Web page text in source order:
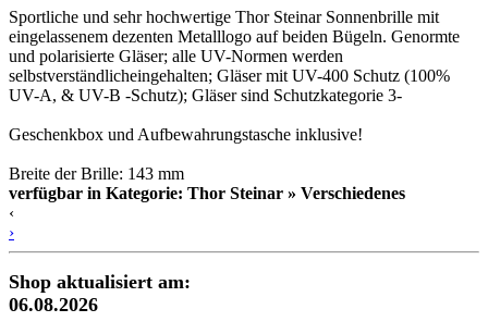
Sportliche und sehr hochwertige Thor Steinar Sonnenbrille mit
eingelassenem dezenten Metalllogo auf beiden Bügeln. Genormte
und polarisierte Gläser; alle UV-Normen werden
selbstverständlicheingehalten; Gläser mit UV-400 Schutz (100%
UV-A, & UV-B -Schutz); Gläser sind Schutzkategorie 3-
Geschenkbox und Aufbewahrungstasche inklusive!
Breite der Brille: 143 mm
verfügbar in Kategorie: Thor Steinar » Verschiedenes
‹
›
Shop aktualisiert am:
06.08.2026